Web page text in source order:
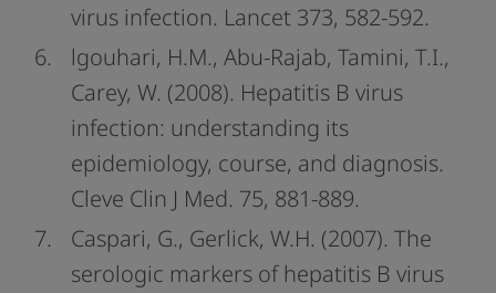
virus infection. Lancet 373, 582-592.
lgouhari, H.M., Abu-Rajab, Tamini, T.I.,
Carey, W. (2008). Hepatitis B virus
infection: understanding its
epidemiology, course, and diagnosis.
Cleve Clin J Med. 75, 881-889.
Caspari, G., Gerlick, W.H. (2007). The
serologic markers of hepatitis B virus